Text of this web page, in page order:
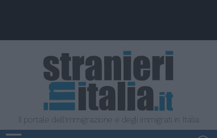
Il portale dell'immigrazione e degli immigrati in Italia